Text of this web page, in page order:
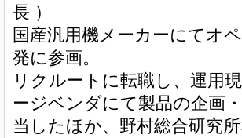
長 ）
国産汎用機メーカーにてオ
発に参画。
リクルートに転職し、運用
ージベンダにて製品の企画
当したほか、野村総合研究